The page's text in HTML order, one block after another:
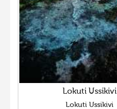
Lokuti Ussikivi
Lokuti Ussikivi